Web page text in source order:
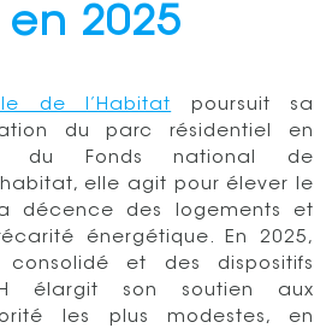
2025
de l’Habitat poursuit sa
du parc résidentiel en
du Fonds national de
elle agit pour élever le
décence des logements et
énergétique. En 2025,
et des dispositifs
élargit son soutien aux
les plus modestes, en